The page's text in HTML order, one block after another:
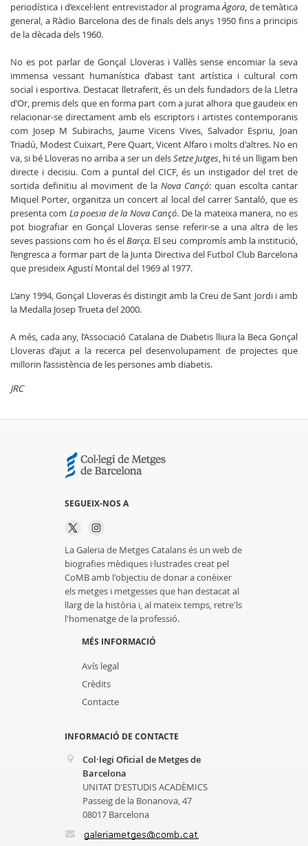
periodística i d’excel·lent entrevistador al programaÀgora, de temàtica
general, a Ràdio Barcelona des de finals dels anys 1950 fins a principis
de la dècada dels 1960.
No es pot parlar de Gonçal Lloveras i Vallès sense encomiar la seva
immensa vessant humanística d’abast tant artística i cultural com
social i esportiva. Destacat lletraferit, és un dels fundadors de la Lletra
d’Or, premis dels que en forma part com a jurat alhora que gaudeix en
relacionar-se directament amb els escriptors i artistes contemporanis
com Josep M Subirachs, Jaume Vicens Vives, Salvador Espriu, Joan
Triadú, Modest Cuixart, Pere Quart, Vicent Alfaro i molts d'altres. No en
va, si bé Lloveras no arriba a ser un delsSetze Jutges, hi té un lligam ben
directe i decisiu. Com a puntal del CICF, és un instigador del tret de
sortida definitiu al moviment de la Nova Cançó: quan escolta cantar
Miquel Porter, organitza un concert al local del carrer Santaló, que es
presenta com La poesia de la Nova Cançó. De la mateixa manera, no es
pot biografiar en Gonçal Lloveras sense referir-se a una altra de les
seves passions com ho és elBarça. El seu compromís amb la institució,
l’engresca a formar part de la Junta Directiva del Futbol Club Barcelona
que presideix Agustí Montal del 1969 al 1977.
L’any 1994, Gonçal Lloveras és distingit amb la Creu de Sant Jordi i amb
la Medalla Josep Trueta del 2000.
A més, cada any, l’Associació Catalana de Diabetis lliura la Beca Gonçal
Lloveras d’ajut a la recerca pel desenvolupament de projectes que
millorin l’assistència de les persones amb diabetis.
JRC
SEGUEIX-NOS A
La Galeria de Metges Catalans és un web de
biografies mèdiques i·lustrades creat pel
CoMB amb l'objectiu de donar a conèixer
els metges i metgesses que han destacat al
llarg de la història i, al mateix temps, retre'ls
l'homenatge de la professió.
MÉS INFORMACIÓ
Avís legal
Crèdits
Contacte
INFORMACIÓ DE CONTACTE
Col·legi Oficial de Metges de
Barcelona
UNITAT D'ESTUDIS ACADÈMICS
Passeig de la Bonanova, 47
08017 Barcelona